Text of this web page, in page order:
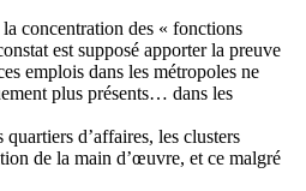
concentration des « fonctions
est supposé apporter la preuve
emplois dans les métropoles ne
plus présents… dans les
d’affaires, les clusters
de la main d’œuvre, et ce malgré